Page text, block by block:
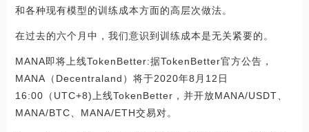
和各种现有模型的训练成本方面的高层次做法。
在过去的六个月中，我们意识到训练成本是无关紧要的。
MANA即将上线TokenBetter:据TokenBetter官方公告，
MANA（Decentraland）将于2020年8月12日
16:00（UTC+8)上线TokenBetter，并开放MANA/USDT、
MANA/BTC、MANA/ETH交易对。